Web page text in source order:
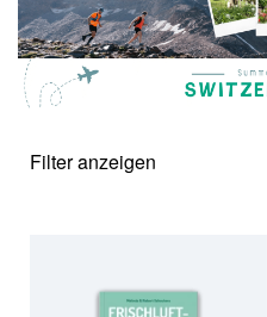
Filter anzeigen